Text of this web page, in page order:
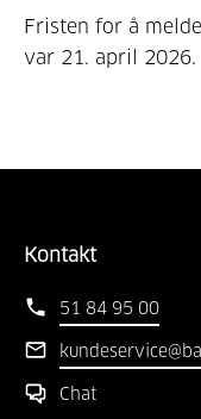
Fristen for å
var 21. april 2026.
Kontakt
51 84 95 00
Chat